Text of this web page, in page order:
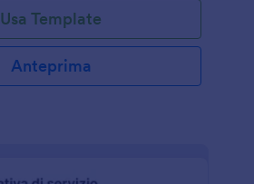
Usa Template
Anteprima